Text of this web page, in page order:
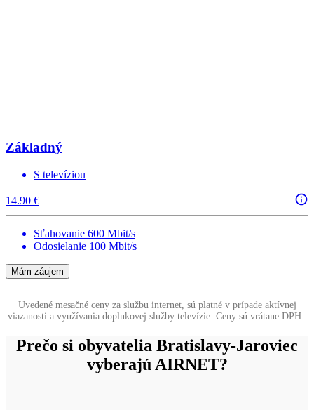
Základný
S televíziou
14.90 €
Sťahovanie 600 Mbit/s
Odosielanie 100 Mbit/s
Mám záujem
Uvedené mesačné ceny za službu internet, sú platné v prípade aktívnej
viazanosti a využívania doplnkovej služby televízie. Ceny sú vrátane DPH.
Prečo si obyvatelia Bratislavy-Jaroviec
vyberajú AIRNET?